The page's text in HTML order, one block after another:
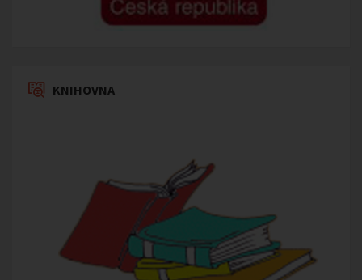
KNIHOVNA